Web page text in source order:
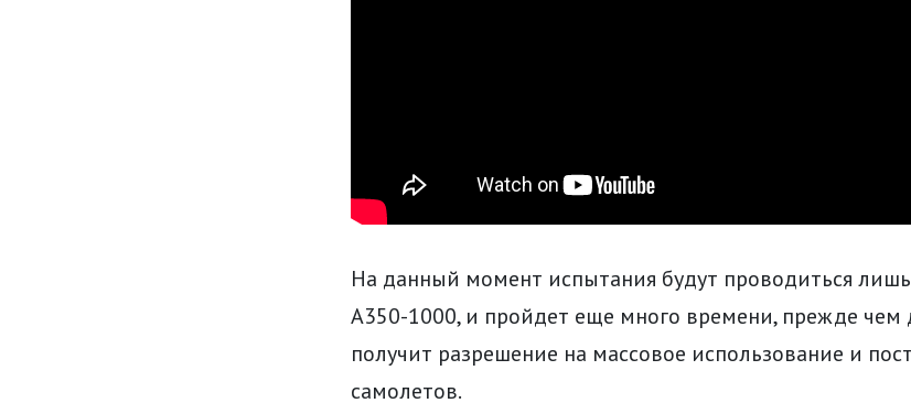
На данный момент испытания будут проводиться
A350-1000, и пройдет еще много времени, прежде чем
получит разрешение на массовое использование и
самолетов.